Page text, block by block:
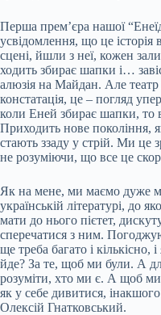
Перша прем’єра нашої
усвідомлення, що це
сцені, йшли з неї, кожен
ходить збирає шапки і…
алюзія на Майдан. Але
констатація, це – погляд
коли Еней збирає шапки, то
Приходить нове покоління,
стають ззаду у стрій. Ми це
не розуміючи, що все це
Як на мене, ми маємо дуже
українській літературі, до
мати до нього пієтет,
сперечатися з ним.
ще треба багато і кількісно,
йде? За те, щоб ми були. А
розуміти, хто ми є. А щоб
як у себе дивитися,
Олексій Гнатковський.